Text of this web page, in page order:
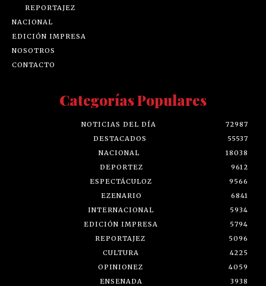
REPORTAJEZ
NACIONAL
EDICIÓN IMPRESA
NOSOTROS
CONTACTO
Categorías Populares
NOTICIAS DEL DÍA
72987
DESTACADOS
55537
NACIONAL
18038
DEPORTEZ
9612
ESPECTÁCULOZ
9566
EZENARIO
6841
INTERNACIONAL
5934
EDICIÓN IMPRESA
5794
REPORTAJEZ
5096
CULTURA
4225
OPINIONEZ
4059
ENSENADA
3938